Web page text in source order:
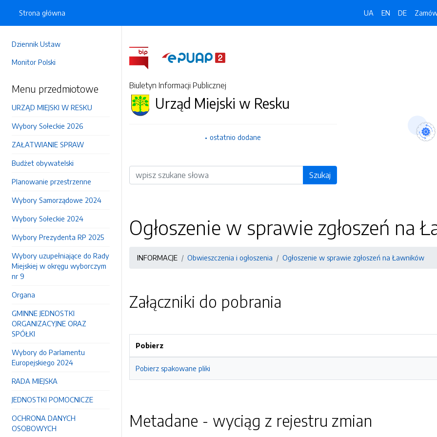
Dziennik Ustaw
Monitor Polski
Menu przedmiotowe
URZĄD MIEJSKI W RESKU
Wybory Sołeckie 2026
ZAŁATWIANIE SPRAW
Budżet obywatelski
Planowanie przestrzenne
Wybory Samorządowe 2024
Wybory Sołeckie 2024
Wybory Prezydenta RP 2025
Wybory uzupełniające do Rady
Miejskiej w okręgu wyborczym
nr 9
Organa
GMINNE JEDNOSTKI
ORGANIZACYJNE ORAZ
SPÓŁKI
Wybory do Parlamentu
Europejskiego 2024
RADA MIEJSKA
JEDNOSTKI POMOCNICZE
OCHRONA DANYCH
OSOBOWYCH
Strona główna UA EN DE
Biuletyn Informacji Publicznej
Urząd Miejski w Resku
ostatnio dodane
Wyszukiwarka Szukaj
Ogłoszenie w sprawie zgłoszeń na
INFORMACJE Obwieszczenia i ogłoszenia Ogłoszenie w sprawie zgłoszeń na Ławników
Załączniki do pobrania
Pobierz
Pobierz spakowane pliki
Metadane - wyciąg z rejestru zmian